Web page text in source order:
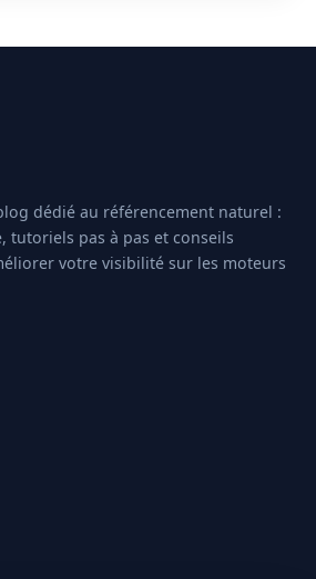
dédié au référencement naturel :
tutoriels pas à pas et conseils
votre visibilité sur les moteurs